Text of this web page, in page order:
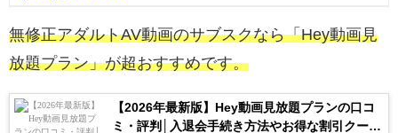
無修正アダルトAV動画のサブスクなら「Hey動画見
放題プラン」が超おすすめです。
【2026年最新版】Hey動画見放題プランの口コ
ミ・評判│入退会手続き方法やお得な割引クーポ